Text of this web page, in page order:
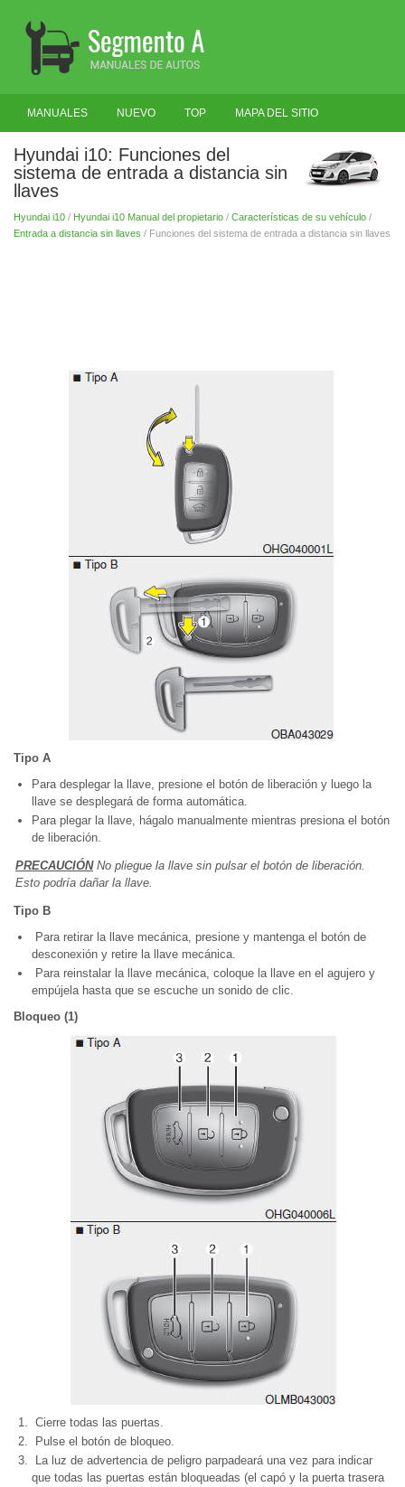
MANUALES NUEVO TOP MAPA DEL SITIO
BUSCAR
Hyundai i10: Funciones del
sistema de entrada a distancia sin
llaves
Hyundai i10 / Hyundai i10 Manual del propietario / Características de su vehículo /
Entrada a distancia sin llaves / Funciones del sistema de entrada a distancia sin llaves
Tipo A
Para desplegar la llave, presione el botón de liberación y luego la
llave se desplegará de forma automática.
Para plegar la llave, hágalo manualmente mientras presiona el botón
de liberación.
PRECAUCIÓNNo pliegue la llave sin pulsar el botón de liberación.
Esto podría dañar la llave.
Tipo B
Para retirar la llave mecánica, presione y mantenga el botón de
desconexión y retire la llave mecánica.
Para reinstalar la llave mecánica, coloque la llave en el agujero y
empújela hasta que se escuche un sonido de clic.
Bloqueo (1)
Cierre todas las puertas.
Pulse el botón de bloqueo.
La luz de advertencia de peligro parpadeará una vez para indicar
que todas las puertas están bloqueadas (el capó y la puerta trasera